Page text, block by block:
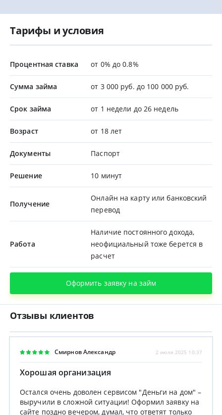
Тарифы и условия
Процентная ставка от 0% до 0.8%
Сумма займа от 3 000 руб. до 100 000 руб.
Срок займа от 1 недели до 26 недель
Возраст от 18 лет
Документы Паспорт
Решение 10 минут
Получение
Онлайн на карту или банковский
перевод
Работа
Наличие постоянного дохода,
неофициальный тоже берется в
расчет
Оформить заявку на займ
Отзывы клиентов
Смирнов Александр 2 июля 2025 10:37
Хорошая организация
Остался очень доволен сервисом "Деньги на дом" –
выручили в сложной ситуации! Оформил заявку на
сайте поздно вечером, думал, что ответят только